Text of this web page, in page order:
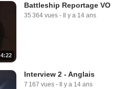
4:22
Battleship Reportage VO
35 364 vues - Il y a 14 ans
Interview 2 - Anglais
7 167 vues - Il y a 14 ans